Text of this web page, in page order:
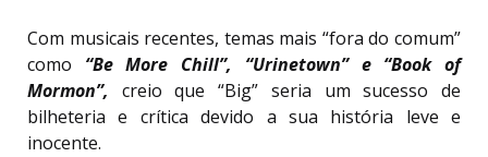
Com musicais recentes, temas mais “fora do comum”
como “Be More Chill”, “Urinetown” e “Book of
Mormon”, creio que “Big” seria um sucesso de
bilheteria e crítica devido a sua história leve e
inocente.